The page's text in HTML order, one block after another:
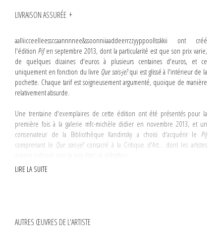
LIVRAISON ASSURÉE
aalliicceelleessccaannnnee&ssoonniiaaddeerrzzyyppoollsskkii ont créé
l'édition Pifen septembre 2013, dont la particularité est que son prix varie,
de quelques dizaines d'euros à plusieurs centaines d'euros, et ce
uniquement en fonction du livre Que sais-je?qui est glissé à l'intérieur de la
pochette. Chaque tarif est soigneusement argumenté, quoique de manière
relativement absurde.
Une trentaine d'exemplaires de cette édition ont été présentés pour la
première fois à la galerie mfc-michèle didier en novembre 2013, et un
conservateur de la Bibliothèque Kandinsky a choisi d'acquérir le Pif
comprenant le Que sais-je?consacré à la Critique d'Art... dont les artistes
La Bibliothèque Kandinsky a accepté et, après deux ans de négociations, un
accord sur la valeur d'échange a été trouvé en donnant lieu le 16 décembre
LIRE LA SUITE
AUTRES ŒUVRES DE L'ARTISTE